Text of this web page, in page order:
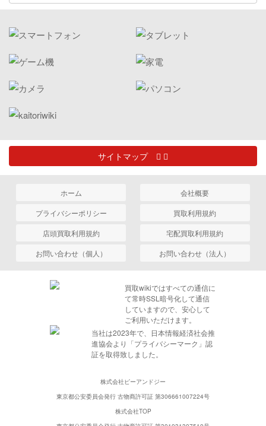
サイトマップ
ホーム
会社概要
プライバシーポリシー
買取利用規約
店頭買取利用規約
宅配買取利用規約
お問い合わせ（個人）
お問い合わせ（法人）
買取wikiではすべての通信に
て常時SSL暗号化して通信
していますので、安心して
ご利用いただけます。
当社は2023年で、日本情報経済社会推
進協会より「プライバシーマーク」認
証を取得致しました。
株式会社ピーアンドジー
東京都公安委員会発行 古物商許可証 第306661007224号
株式会社TOP